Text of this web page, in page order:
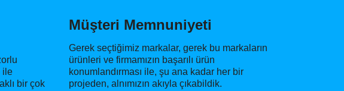
ile
bir çok
Müşteri Memnuniyeti
Gerek seçtiğimiz markalar, gerek bu markaların
ürünleri ve firmamızın başarılı ürün
konumlandırması ile, şu ana kadar her bir
projeden, alnımızın akıyla çıkabildik.